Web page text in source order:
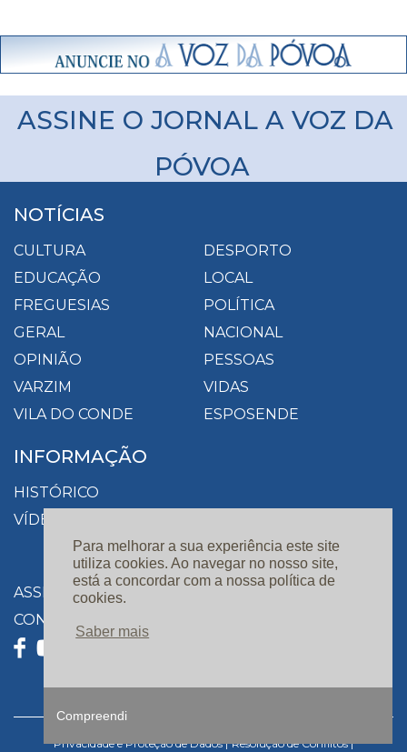
Para melhorar a sua experiência este site
utiliza cookies. Ao navegar no nosso site,
está a concordar com a nossa política de
cookies.
Saber mais
Compreendi
ASSINE O JORNAL A VOZ DA
PÓVOA
NOTÍCIAS
CULTURA
DESPORTO
EDUCAÇÃO
LOCAL
FREGUESIAS
POLÍTICA
GERAL
NACIONAL
OPINIÃO
PESSOAS
VARZIM
VIDAS
VILA DO CONDE
ESPOSENDE
INFORMAÇÃO
HISTÓRICO
VÍDEOS
ASSINATURAS
CONTACTOS
Privacidade e Proteção de Dados | Resolução de Conflitos |